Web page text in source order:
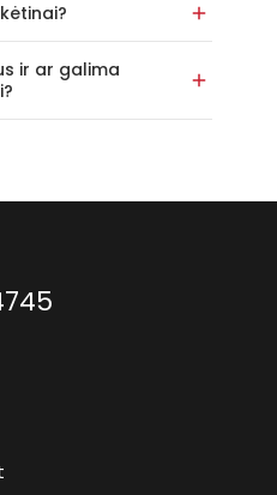
ir ar galima